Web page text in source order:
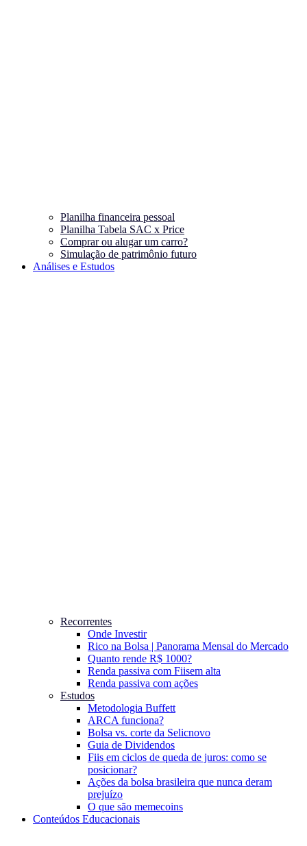
Planilha financeira pessoal
Planilha Tabela SAC x Price
Comprar ou alugar um carro?
Simulação de patrimônio futuro
Análises e Estudos
Recorrentes
Onde Investir
Rico na Bolsa | Panorama Mensal do Mercado
Quanto rende R$ 1000?
Renda passiva com Fiisem alta
Renda passiva com ações
Estudos
Metodologia Buffett
ARCA funciona?
Bolsa vs. corte da Selicnovo
Guia de Dividendos
Fiis em ciclos de queda de juros: como se
posicionar?
Ações da bolsa brasileira que nunca deram
prejuízo
O que são memecoins
Conteúdos Educacionais